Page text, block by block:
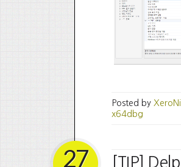
Posted by
x64dbg
[TIP]
27